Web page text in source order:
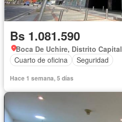
Bs 1.081.590
Boca De Uchire, Distrito Capital
Cuarto de oficina
Seguridad
Hace 1 semana, 5 días